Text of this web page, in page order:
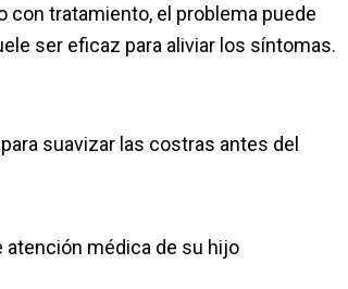
con tratamiento, el problema puede
ser eficaz para aliviar los síntomas.
suavizar las costras antes del
atención médica de su hijo